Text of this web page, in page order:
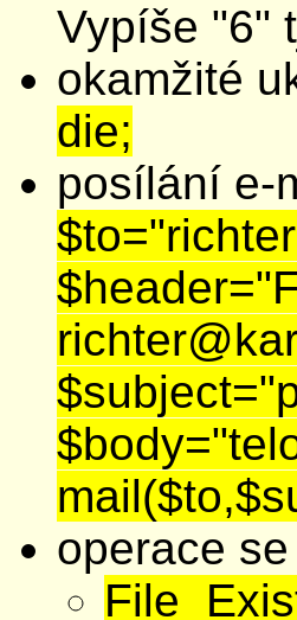
Vypíše "6"
okamžité
die;
posílání e-
operace